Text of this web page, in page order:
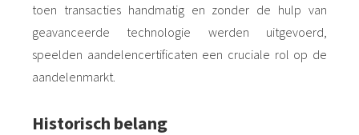
toen transacties handmatig en zonder de hulp van
geavanceerde technologie werden uitgevoerd,
speelden aandelencertificaten een cruciale rol op de
aandelenmarkt.
Historisch belang